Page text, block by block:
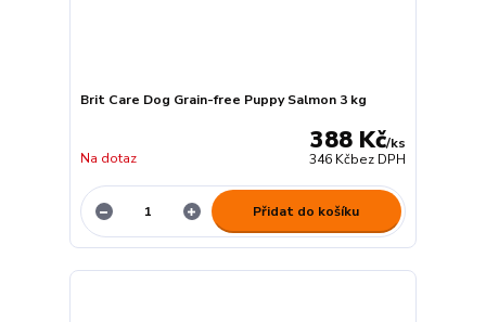
Brit Care Dog Grain-free Puppy Salmon 3 kg
388 Kč/ks
346 Kčbez DPH
Na dotaz
Přidat do košíku